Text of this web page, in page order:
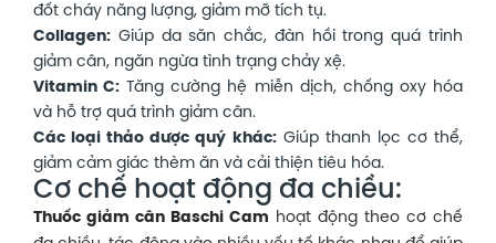
đốt cháy năng lượng, giảm mỡ tích tụ.
Collagen: Giúp da săn chắc, đàn hồi trong quá trình
giảm cân, ngăn ngừa tình trạng chảy xệ.
Vitamin C: Tăng cường hệ miễn dịch, chống oxy hóa
và hỗ trợ quá trình giảm cân.
Các loại thảo dược quý khác: Giúp thanh lọc cơ thể,
giảm cảm giác thèm ăn và cải thiện tiêu hóa.
Cơ chế hoạt động đa chiều:
Thuốc giảm cân Baschi Cam hoạt động theo cơ chế